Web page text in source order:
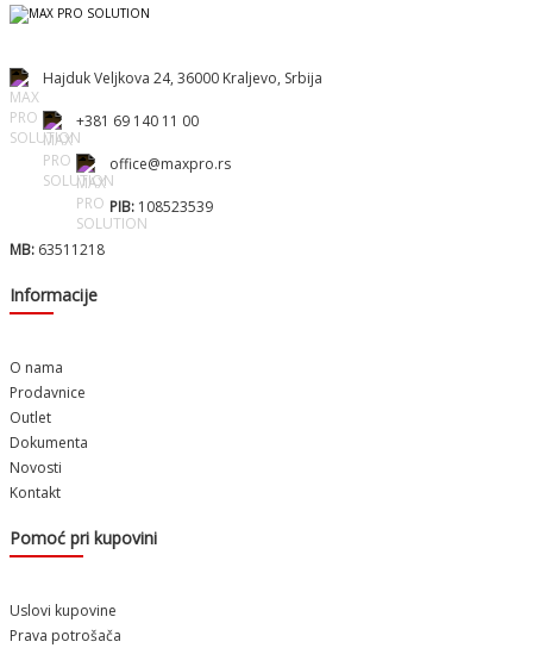
Hajduk Veljkova 24, 36000 Kraljevo, Srbija
+381 69 140 11 00
office@maxpro.rs
PIB: 108523539
MB: 63511218
Informacije
O nama
Prodavnice
Outlet
Dokumenta
Novosti
Kontakt
Pomoć pri kupovini
Uslovi kupovine
Prava potrošača